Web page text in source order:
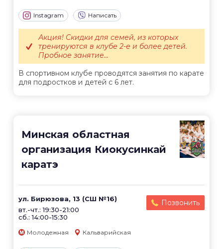
Instagram Написать
В спортивном клубе проводятся занятия по карате
для подростков и детей с 6 лет.
Акция! Скидки для семей, из которых
тренируются в клубе 2-е и более детей.
Пробное занятие...
Минская областная
организация Киокусинкай
каратэ
ул. Бирюзова, 13 (СШ №16)
вт.-чт.: 19:30-21:00
сб.: 14:00-15:30
Позвонить
Молодежная Кальварийская